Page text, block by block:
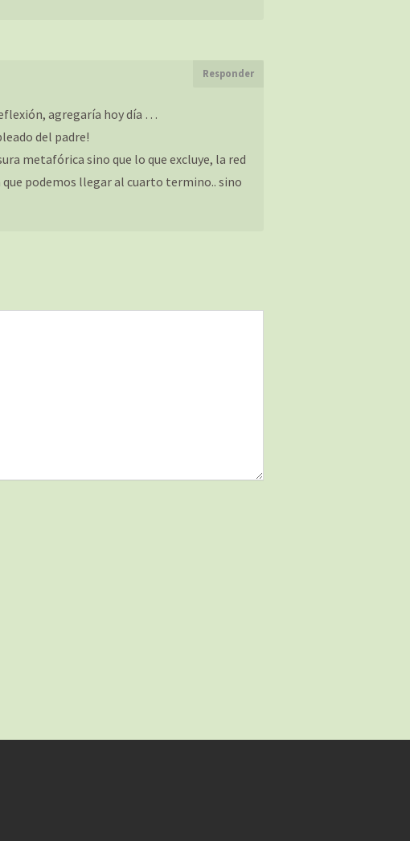
Responder
agregaría hoy día …
del padre!
metafórica sino que lo que excluye, la red
que podemos llegar al cuarto termino.. sino